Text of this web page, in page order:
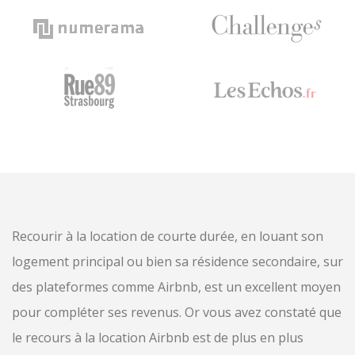
CONTACT
RESERVER CHEZ NOUS
Recourir à la location de courte durée, en louant son
logement principal ou bien sa résidence secondaire, sur
des plateformes comme Airbnb, est un excellent moyen
pour compléter ses revenus. Or vous avez constaté que
le recours à la location Airbnb est de plus en plus